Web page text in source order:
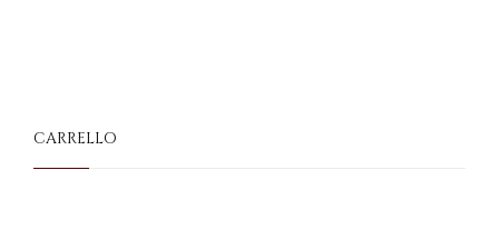
CARRELLO